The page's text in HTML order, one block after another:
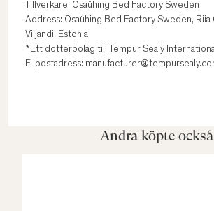
Tillverkare: Osaühing Bed Factory Sweden
Address: Osaühing Bed Factory Sweden,
Viljandi, Estonia
*Ett dotterbolag till Tempur Sealy
E-postadress:
Andra köpte också